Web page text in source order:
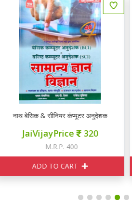
सहित
बेसिक & सीनियर कंप्यूटर अनुदेशक सामान्य ज्ञान विज्ञान
JaiVijayPrice 320
M.R.P. 400
ADD TO CART